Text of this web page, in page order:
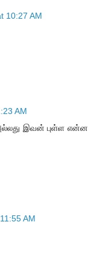
10:27 AM
AM
இவன் புள்ள என்ன
AM